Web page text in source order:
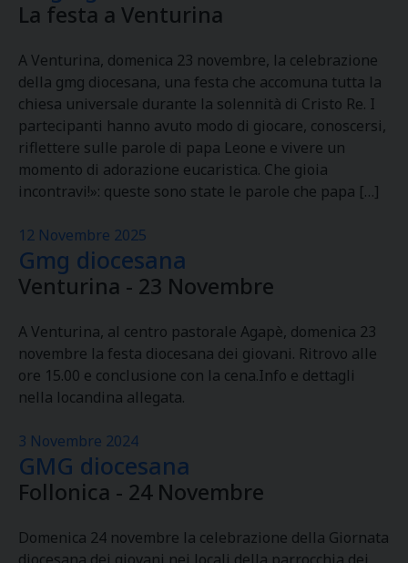
La festa a Venturina
A Venturina, domenica 23 novembre, la celebrazione
della gmg diocesana, una festa che accomuna tutta la
chiesa universale durante la solennità di Cristo Re. I
partecipanti hanno avuto modo di giocare, conoscersi,
riflettere sulle parole di papa Leone e vivere un
momento di adorazione eucaristica. Che gioia
incontravi!»: queste sono state le parole che papa […]
12 Novembre 2025
Gmg diocesana
Venturina - 23 Novembre
A Venturina, al centro pastorale Agapè, domenica 23
novembre la festa diocesana dei giovani. Ritrovo alle
ore 15.00 e conclusione con la cena.Info e dettagli
nella locandina allegata.
3 Novembre 2024
GMG diocesana
Follonica - 24 Novembre
Domenica 24 novembre la celebrazione della Giornata